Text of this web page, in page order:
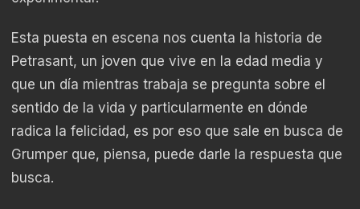
Esta puesta en escena nos cuenta la historia de
Petrasant, un joven que vive en la edad media y
que un día mientras trabaja se pregunta sobre el
sentido de la vida y particularmente en dónde
radica la felicidad, es por eso que sale en busca de
Grumper que, piensa, puede darle la respuesta que
busca.